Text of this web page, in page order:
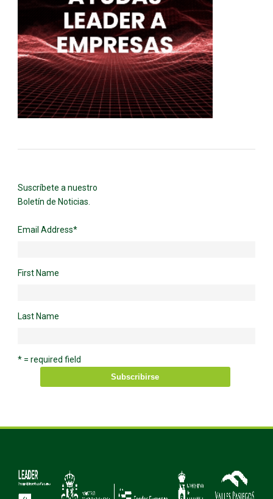
Suscríbete a nuestro
Boletín de Noticias.
Email Address*
First Name
Last Name
* = required field